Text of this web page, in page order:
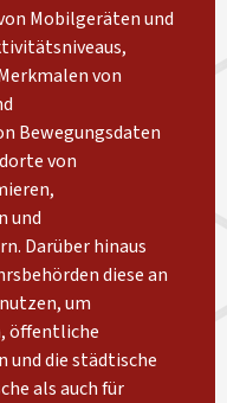
Mobilgeräten und
von
Bewegungsdaten
von
und
Darüber hinaus
diese an
um
öffentliche
und die städtische
als auch für